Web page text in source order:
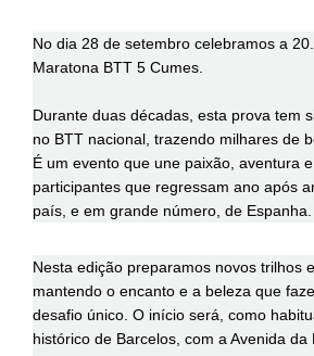
No dia 28 de setembro celebramos a
Maratona BTT 5 Cumes.
Durante duas décadas, esta prova tem
no BTT nacional, trazendo milhares de
É um evento que une paixão, aventura
participantes que regressam ano após
país, e em grande número, de Espanha.
Nesta edição preparamos novos trilhos
mantendo o encanto e a beleza que
desafio único. O início será, como
histórico de Barcelos, com a Avenida